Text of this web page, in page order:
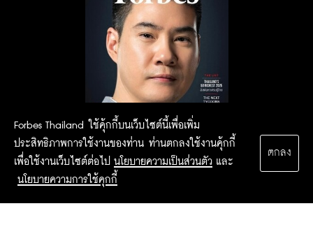
Forbes Thailand ใช้คุ้กกี้บนเว็บไซต์นี้เพื่อเพิ่ม
ประสิทธิภาพการใช้งานของท่าน ท่านตกลงใช้งานคุ้กกี้
เพื่อใช้งานเว็บไซต์ต่อไป นโยบายความเป็นส่วนตัว และ
นโยบายความการใช้คุกกี้
ตกลง
2015 Forbesthailand.com ALL RIGHTS RESERVED